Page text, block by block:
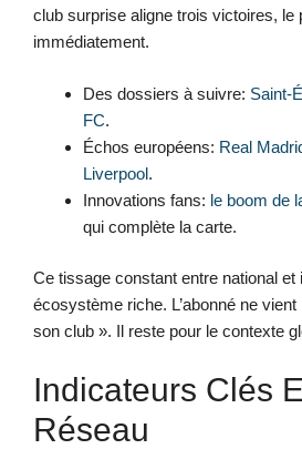
club surprise aligne trois victoires, le
immédiatement.
Des dossiers à suivre: Saint-
FC.
Échos européens: Real
Liverpool.
Innovations fans: le boom de
qui complète la carte.
Ce tissage constant entre national et
écosystème riche. L’abonné ne
son club ». Il reste pour le contexte
Indicateurs Clés
Réseau